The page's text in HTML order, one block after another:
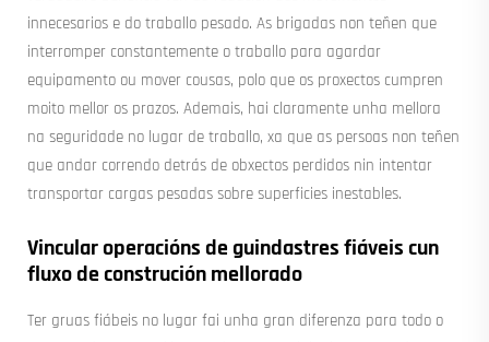
innecesarios e do traballo pesado. As brigadas non teñen que
interromper constantemente o traballo para agardar
equipamento ou mover cousas, polo que os proxectos cumpren
moito mellor os prazos. Ademais, hai claramente unha mellora
na seguridade no lugar de traballo, xa que as persoas non teñen
que andar correndo detrás de obxectos perdidos nin intentar
transportar cargas pesadas sobre superficies inestables.
Vincular operacións de guindastres fiáveis cun
fluxo de construción mellorado
Ter gruas fiábeis no lugar fai unha gran diferenza para todo o